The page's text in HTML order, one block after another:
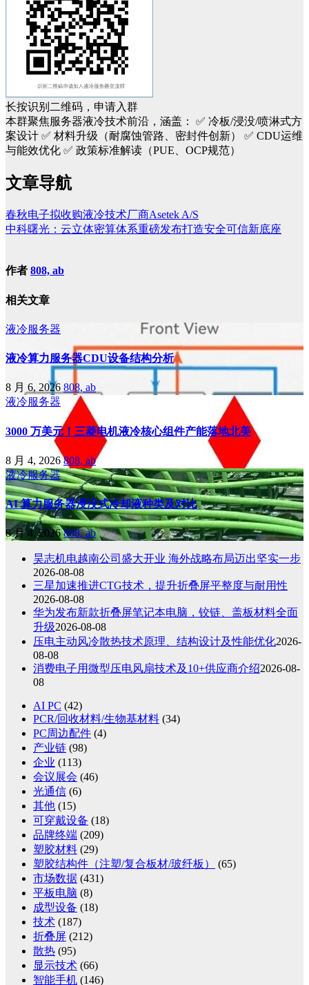
长按识别二维码，申请入群
本群聚焦服务器液冷技术前沿，涵盖：
✅ 冷板/浸没/喷淋式方
案设计 ✅ 材料升级（耐腐蚀管路、密封件创新）
✅ CDU运维
与能效优化 ✅ 政策标准解读（PUE、OCP规范）
文章导航
春秋电子拟收购液冷技术厂商Asetek A/S
中科曙光：云立体密算体系重磅发布打造安全可信新底座
作者 808, ab
相关文章
液冷服务器
液冷算力服务器CDU设备结构分析
8 月 6, 2026 808, ab
液冷服务器
3000 万美元！三菱电机液冷核心组件产能落地北美
8 月 4, 2026808, ab
液冷服务器
AI 算力服务器浸没式冷却液种类及对比
8 月 4, 2026808, ab
昊志机电越南公司盛大开业 海外战略布局迈出坚实一步
2026-08-08
三星加速推进CTG技术，提升折叠屏平整度与耐用性
2026-08-08
华为发布新款折叠屏笔记本电脑，铰链、盖板材料全面
升级2026-08-08
压电主动风冷散热技术原理、结构设计及性能优化2026-
08-08
消费电子用微型压电风扇技术及10+供应商介绍2026-08-
08
AI PC (42)
PCR/回收材料/生物基材料 (34)
PC周边配件 (4)
产业链 (98)
企业 (113)
会议展会 (46)
光通信 (6)
其他 (15)
可穿戴设备 (18)
品牌终端 (209)
塑胶材料 (29)
塑胶结构件（注塑/复合板材/玻纤板）
(65)
市场数据 (431)
平板电脑 (8)
成型设备 (18)
技术 (187)
折叠屏 (212)
散热 (95)
显示技术 (66)
智能手机 (146)